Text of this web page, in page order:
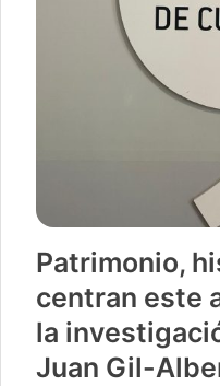
Patrimonio,
centran este
la
Juan Gil-